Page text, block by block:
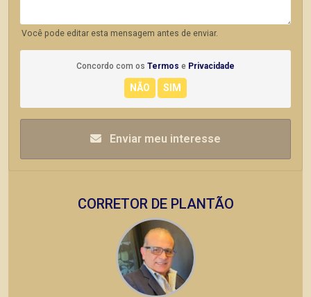
Você pode editar esta mensagem antes de enviar.
Concordo com os Termos e Privacidade
Enviar meu interesse
CORRETOR DE PLANTÃO